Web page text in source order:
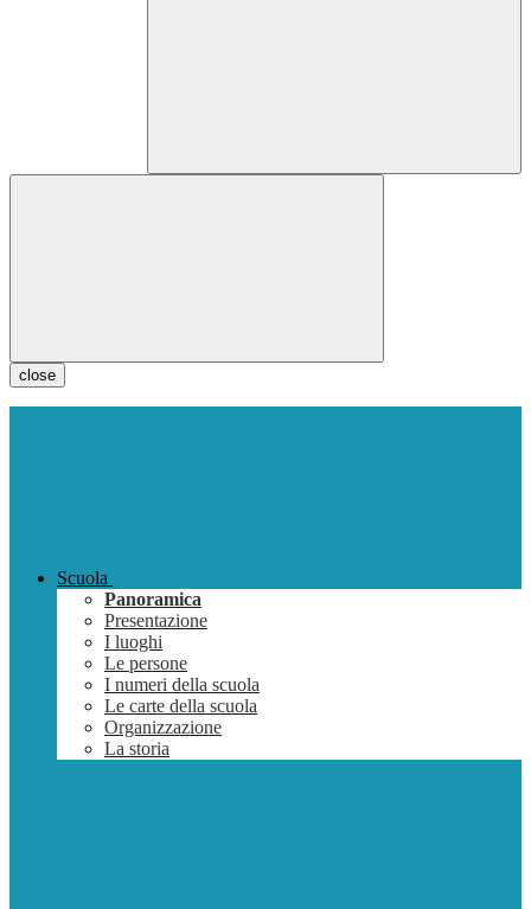
close
Scuola
Panoramica
Presentazione
I luoghi
Le persone
I numeri della scuola
Le carte della scuola
Organizzazione
La storia